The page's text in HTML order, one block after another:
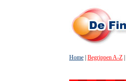
Home Begrippen A-Z